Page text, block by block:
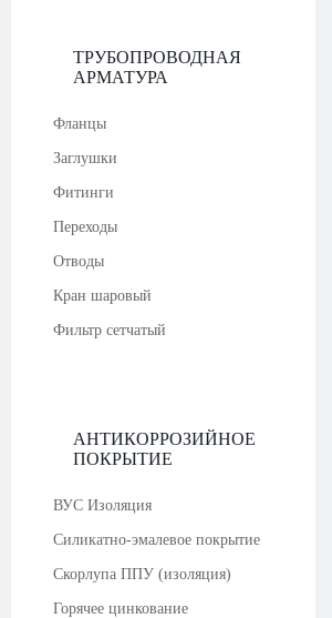
ТРУБОПРОВОДНАЯ
АРМАТУРА
Фланцы
Заглушки
Фитинги
Переходы
Отводы
Кран шаровый
Фильтр сетчатый
АНТИКОРРОЗИЙНОЕ
ПОКРЫТИЕ
ВУС Изоляция
Силикатно-эмалевое покрытие
Скорлупа ППУ (изоляция)
Горячее цинкование